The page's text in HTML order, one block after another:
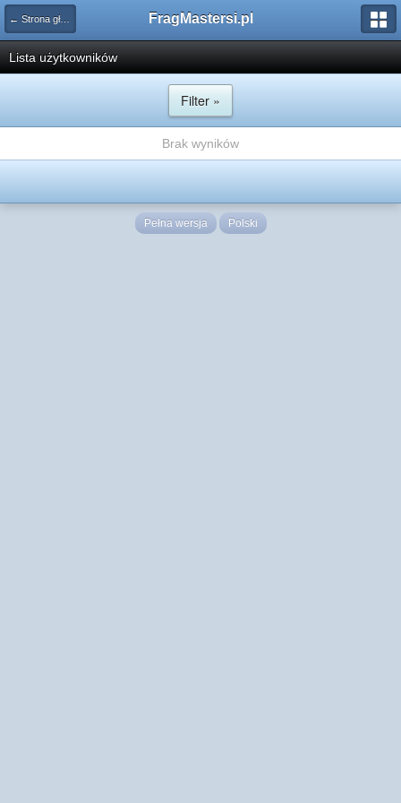
← Strona główna FragMastersi.pl
Lista użytkowników
Filter »
Brak wyników
Pełna wersja Polski